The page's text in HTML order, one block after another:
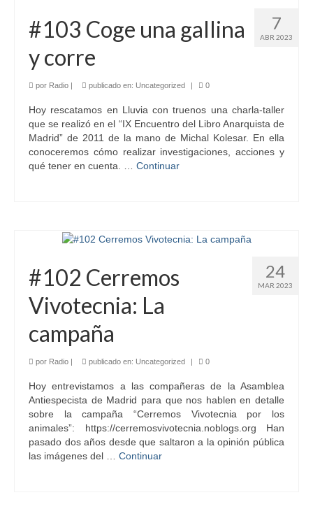
7
ABR 2023
#103 Coge una gallina
y corre
por Radio publicado en: Uncategorized 0
Hoy rescatamos en Lluvia con truenos una charla-taller
que se realizó en el “IX Encuentro del Libro Anarquista de
Madrid” de 2011 de la mano de Michal Kolesar. En ella
conoceremos cómo realizar investigaciones, acciones y
qué tener en cuenta. … Continuar
24
MAR 2023
#102 Cerremos
Vivotecnia: La
campaña
por Radio | publicado en: Uncategorized | 0
Hoy entrevistamos a las compañeras de la Asamblea
Antiespecista de Madrid para que nos hablen en detalle
sobre la campaña “Cerremos Vivotecnia por los
animales”: https://cerremosvivotecnia.noblogs.org Han
pasado dos años desde que saltaron a la opinión pública
las imágenes del … Continuar